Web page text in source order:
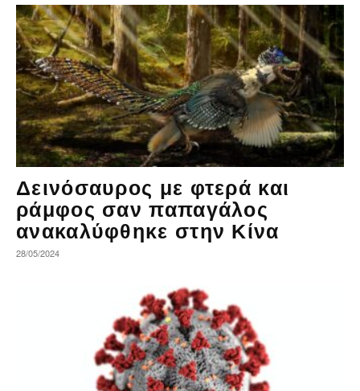
Δεινόσαυρος με φτερά και
ράμφος σαν παπαγάλος
ανακαλύφθηκε στην Κίνα
28/05/2024